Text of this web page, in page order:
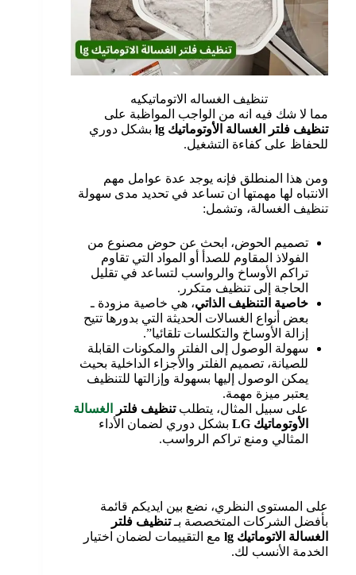
تنظيف الغساله الاتوماتيكيه
مما لا شك فيه انه من الواجب المواظبة على
تنظيف فلتر الغسالة الأوتوماتيك lg بشكل دوري
للحفاظ على كفاءة التشغيل.
ومن هذا المنطلق فإنه يوجد عدة عوامل مهم
الانتباه لها مهمتها ان تساعد في تحديد مدى سهولة
تنظيف الغسالة، وتشمل:
تصميم الحوض، ابحث عن حوض مصنوع من
الفولاذ المقاوم للصدأ أو المواد التي تقاوم
تراكم الأوساخ والرواسب لتساعد في تقليل
الحاجة إلى تنظيف متكرر.
خاصية التنظيف الذاتي، هي خاصية مزودة ـ
بعض أنواع الغسالات الحديثة التي بدورها تتيح
إزالة الأوساخ والتكلسات تلقائيا”.
سهولة الوصول إلى الفلتر والمكونات القابلة
للصيانة، تصميم الفلتر والأجزاء الداخلية بحيث
يمكن الوصول إليها بسهولة وإزالتها للتنظيف
يعتبر ميزة مهمة.
على سبيل المثال، يتطلبتنظيف فلتر
الغسالة
الأوتوماتيك
بشكل دوري لضمان الأداء
المثالي ومنع تراكم الرواسب.
على المستوى النظري، نضع بين ايديكم قائمة
بأفضل الشركات المتخصصة بـتنظيف فلتر
الغسالة الاتوماتيك lg مع التقييمات لضمان اختيار
الخدمة الأنسب لك.